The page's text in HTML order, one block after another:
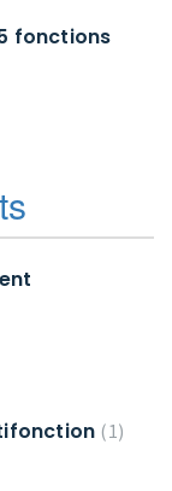
fonctions
1